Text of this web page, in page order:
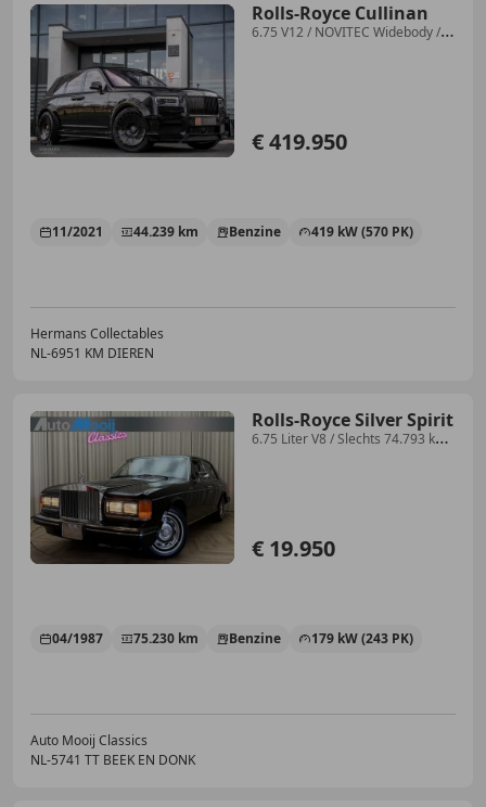
Rolls-Royce Cullinan
6.75 V12 / NOVITEC Widebody /
€ 419.950
11/2021 44.239 km Benzine 419 kW (570 PK)
Hermans Collectables
NL-6951 KM DIEREN
Rolls-Royce Silver Spirit
6.75 Liter V8 / Slechts 74.793 km /
€ 19.950
04/1987 75.230 km Benzine 179 kW (243 PK)
Auto Mooij Classics
NL-5741 TT BEEK EN DONK